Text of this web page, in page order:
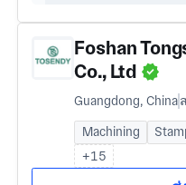
Foshan
Co., Ltd
Guangdong, China
Machining
+15